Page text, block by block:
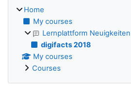
Home
My courses
Lernplattform Neuigkeiten
digifacts 2018
My courses
Courses